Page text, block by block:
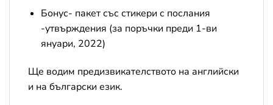
Бонус- пакет със стикери с послания
-утвърждения (за поръчки преди 1-ви
януари, 2022)
Ще водим предизвикателството на английски
и на български език.